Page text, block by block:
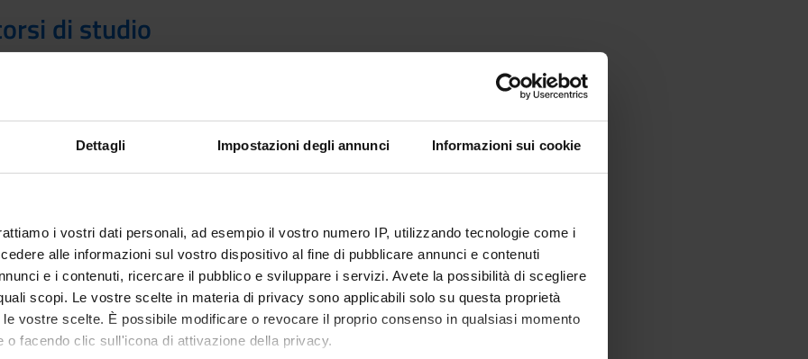
Dettagli Impostazioni degli annunci Informazioni sui cookie
i vostri dati personali, ad esempio il vostro numero IP, utilizzando tecnologie come i
alle informazioni sul vostro dispositivo al fine di pubblicare annunci e contenuti
e i contenuti, ricercare il pubblico e sviluppare i servizi. Avete la possibilità di scegliere
scopi. Le vostre scelte in materia di privacy sono applicabili solo su questa proprietà
vostre scelte. È possibile modificare o revocare il proprio consenso in qualsiasi momento
o facendo clic sull'icona di attivazione della privacy.
di studio